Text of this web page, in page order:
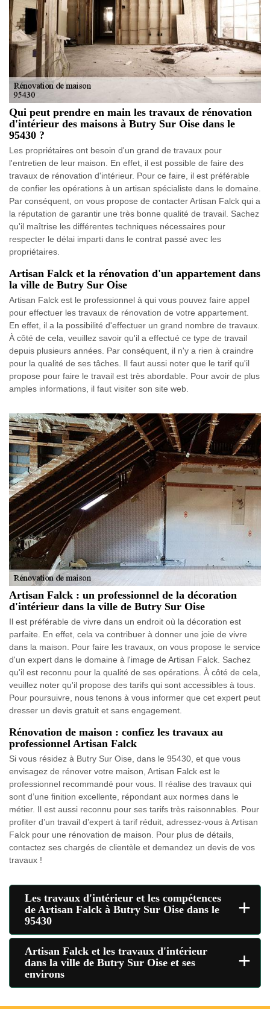
Qui peut prendre en main les travaux de rénovation
d'intérieur des maisons à Butry Sur Oise dans le
95430 ?
Les propriétaires ont besoin d'un grand de travaux pour
l'entretien de leur maison. En effet, il est possible de faire des
travaux de rénovation d'intérieur. Pour ce faire, il est préférable
de confier les opérations à un artisan spécialiste dans le domaine.
Par conséquent, on vous propose de contacter Artisan Falck qui a
la réputation de garantir une très bonne qualité de travail. Sachez
qu'il maîtrise les différentes techniques nécessaires pour
respecter le délai imparti dans le contrat passé avec les
propriétaires.
Artisan Falck et la rénovation d'un appartement dans
la ville de Butry Sur Oise
Artisan Falck est le professionnel à qui vous pouvez faire appel
pour effectuer les travaux de rénovation de votre appartement.
En effet, il a la possibilité d'effectuer un grand nombre de travaux.
À côté de cela, veuillez savoir qu'il a effectué ce type de travail
depuis plusieurs années. Par conséquent, il n'y a rien à craindre
pour la qualité de ses tâches. Il faut aussi noter que le tarif qu'il
propose pour faire le travail est très abordable. Pour avoir de plus
amples informations, il faut visiter son site web.
Artisan Falck : un professionnel de la décoration
d'intérieur dans la ville de Butry Sur Oise
Il est préférable de vivre dans un endroit où la décoration est
parfaite. En effet, cela va contribuer à donner une joie de vivre
dans la maison. Pour faire les travaux, on vous propose le service
d'un expert dans le domaine à l'image de Artisan Falck. Sachez
qu'il est reconnu pour la qualité de ses opérations. À côté de cela,
veuillez noter qu'il propose des tarifs qui sont accessibles à tous.
Pour poursuivre, nous tenons à vous informer que cet expert peut
dresser un devis gratuit et sans engagement.
Rénovation de maison : confiez les travaux au
professionnel Artisan Falck
Si vous résidez à Butry Sur Oise, dans le 95430, et que vous
envisagez de rénover votre maison, Artisan Falck est le
professionnel recommandé pour vous. Il réalise des travaux qui
sont d’une finition excellente, répondant aux normes dans le
métier. Il est aussi reconnu pour ses tarifs très raisonnables. Pour
profiter d’un travail d’expert à tarif réduit, adressez-vous à Artisan
Falck pour une rénovation de maison. Pour plus de détails,
contactez ses chargés de clientèle et demandez un devis de vos
travaux !
Les travaux d'intérieur et les compétences
de Artisan Falck à Butry Sur Oise dans le
95430
+
Artisan Falck et les travaux d'intérieur
dans la ville de Butry Sur Oise et ses
environs
+